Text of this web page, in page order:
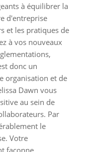
à équilibrer la
d'entreprise
et les pratiques de
à vos nouveaux
donc un
organisation et de
Dawn vous
au sein de
Par
le
Votre